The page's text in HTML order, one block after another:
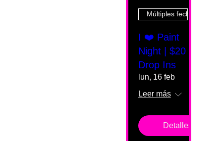
Múltiples fechas
I ❤️ Paint
Night | $20
Drop Ins
lun, 16 feb
Leer más
Detalles